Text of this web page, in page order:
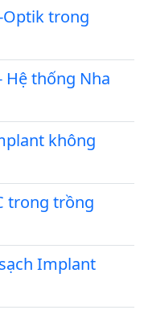
Optik trong
Hệ thống Nha
không
trong trồng
Implant